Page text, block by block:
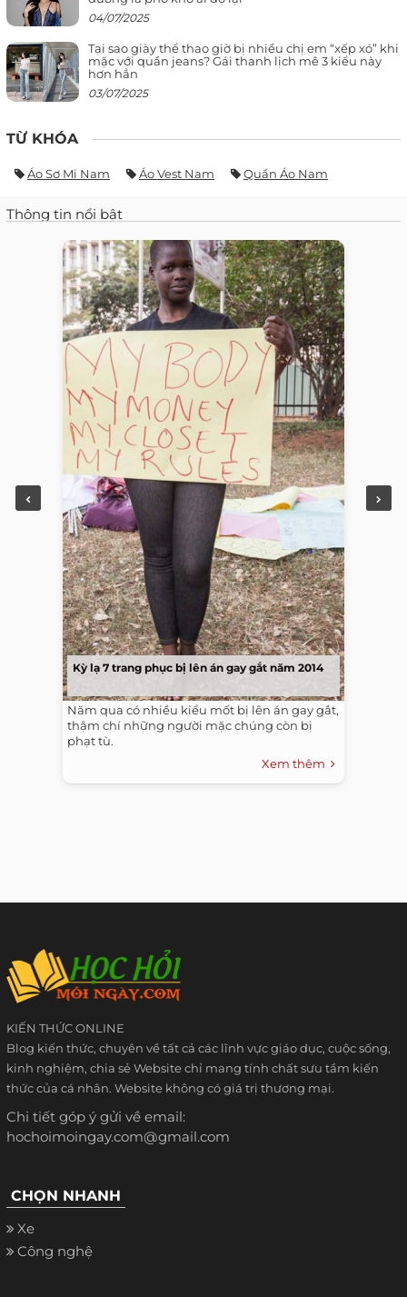
04/07/2025
Tại sao giày thể thao giờ bị nhiều chị em “xếp xó” khi
mặc với quần jeans? Gái thanh lịch mê 3 kiểu này
hơn hẳn
03/07/2025
TỪ KHÓA
Áo Sơ Mi Nam Áo Vest Nam Quần Áo Nam
Thông tin nổi bật
Kỳ lạ 7 trang phục bị lên án gay gắt năm 2014
Năm qua có nhiều kiểu mốt bị lên án gay gắt,
thậm chí những người mặc chúng còn bị
phạt tù.
Xem thêm
KIẾN THỨC ONLINE
Blog kiến thức, chuyên về tất cả các lĩnh vực giáo dục, cuộc sống,
kinh nghiệm, chia sẻ Website chỉ mang tính chất sưu tầm kiến
thức của cá nhân. Website không có giá trị thương mại.
Chi tiết góp ý gửi về email:
hochoimoingay.com@gmail.com
CHỌN NHANH
Xe
Công nghệ